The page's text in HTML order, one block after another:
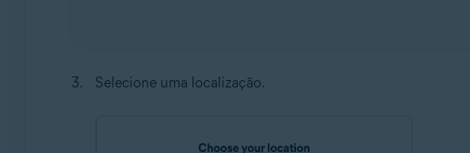
Selecione uma localização.